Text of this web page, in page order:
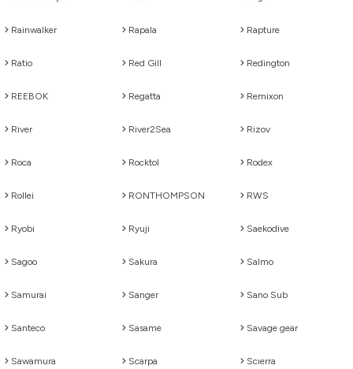
Rainwalker Rapala Rapture
Ratio Red Gill Redington
REEBOK Regatta Remixon
River River2Sea Rizov
Roca Rocktol Rodex
Rollei RONTHOMPSON RWS
Ryobi Ryuji Saekodive
Sagoo Sakura Salmo
Samurai Sanger Sano Sub
Santeco Sasame Savage gear
Sawamura Scarpa Scıerra